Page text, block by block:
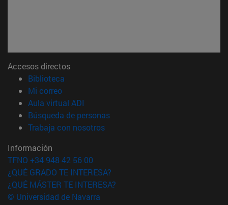
Accesos directos
Biblioteca
Mi correo(abre en nueva ventana)
Aula virtual ADI
Búsqueda de personas(abre en nueva ventana)
Trabaja con nosotros(abre en nueva ventana)
Información
TFNO +34 948 42 56 00
¿QUÉ GRADO TE INTERESA?
¿QUÉ MÁSTER TE INTERESA?
© Universidad de Navarra